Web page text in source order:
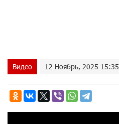
Видео 12 Ноябрь, 2025 15:35